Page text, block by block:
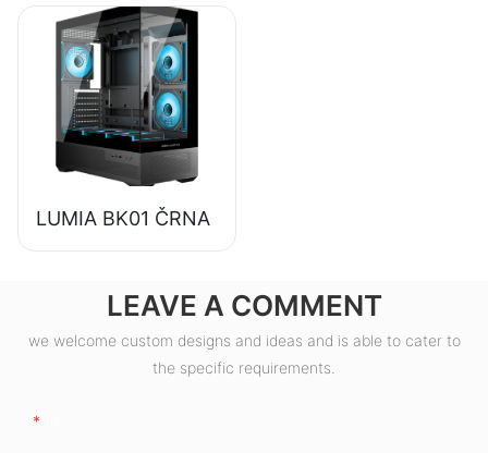
namizne
računalnike z
učinkovitostjo 85
%, 80+ bronastimi
certifikati
ESB550W
LUMIA BK01 ČRNA
LEAVE A COMMENT
we welcome custom designs and ideas and is able to cater to
the specific requirements.